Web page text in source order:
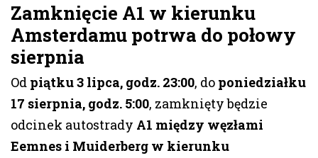
Zamknięcie A1 w kierunku
Amsterdamu potrwa do połowy
sierpnia
Od piątku 3 lipca, godz. 23:00, do poniedziałku
17 sierpnia, godz. 5:00, zamknięty będzie
odcinek autostrady A1 między węzłami
Eemnes i Muiderberg w kierunku